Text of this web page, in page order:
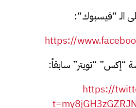
الـ “فيسبوك“:
https://
“تويتر” سابقاً:
https://